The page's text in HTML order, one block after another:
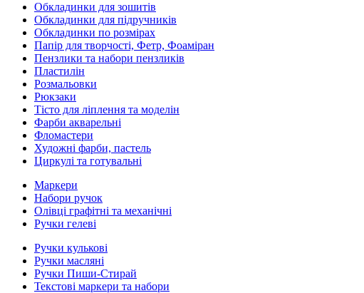
Обкладинки для зошитів
Обкладинки для підручників
Обкладинки по розмірах
Папір для творчості, Фетр, Фоаміран
Пензлики та набори пензликів
Пластилін
Розмальовки
Рюкзаки
Тісто для ліплення та моделін
Фарби акварельні
Фломастери
Художні фарби, пастель
Циркулі та готувальні
Маркери
Набори ручок
Олівці графітні та механічні
Ручки гелеві
Ручки кулькові
Ручки масляні
Ручки Пиши-Стирай
Текстові маркери та набори